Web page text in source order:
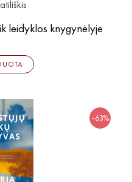
leidyklos knygynėlyje
-63%